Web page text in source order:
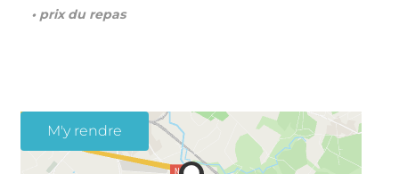
• prix du repas
M'y rendre